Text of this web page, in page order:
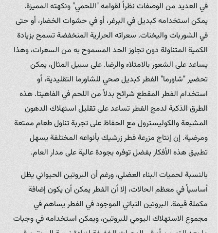
في العديد من الوصفات نظراً لقوامه "اللحمي" ونكهته المميزة.
يمكن استخدامه كبديل في البرغر، أو في حشوات الخضار، أو حتى
في الشوربات واليخنات. سعراته الحرارية المنخفضة تسمح بزيادة
الكمية المتناولة دون تجاوز الحد المسموح به من السعرات، وهذا
يساعد على الشعور بالامتلاء والرضا. على سبيل المثال، يمكن
تحضير "شاورما" الفطر كبديل صحي للشاورما التقليدية، أو
استخدام الفطر المقطع شرائح بدلاً من اللحم في الفاهيتا. هذه
الطرق الذكية لدمج الفطر تساعد على تقليل استهلاك الدهون
المشبعة والكوليسترول مع الحفاظ على تجربة تناول طعام ممتعة
ومرضية. إن إنتاج مزرعة فطر زرشيك بأنواعه المختلفة يسهل
تطبيق هذه الأفكار بفضل توفره بجودة عالية على مدار العام.
بالنسبة لحميات البناء العضلي، ورغم أن البروتين الحيواني يظل
أساسياً في معظم الحالات، إلا أن الفطر يمكن أن يكون إضافة
مكملة قيمة. البروتين النباتي الموجود في الفطر يساهم في
مجموع الاستهلاك اليومي للبروتين، ويمكن استخدامه في وجبات